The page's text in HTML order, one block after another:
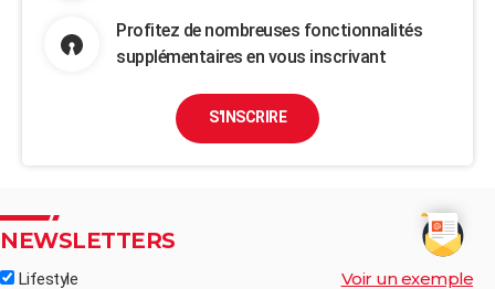
Profitez de nombreuses fonctionnalités
supplémentaires en vous inscrivant
S'INSCRIRE
NEWSLETTERS
Lifestyle Voir un exemple